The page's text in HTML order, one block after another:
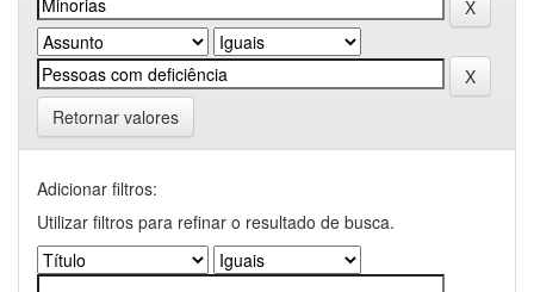
Retornar valores
Adicionar filtros:
Utilizar filtros para refinar o resultado de busca.